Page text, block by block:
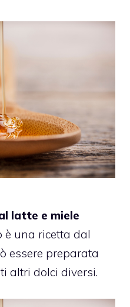
latte e miele
è una ricetta dal
essere preparata
altri dolci diversi.